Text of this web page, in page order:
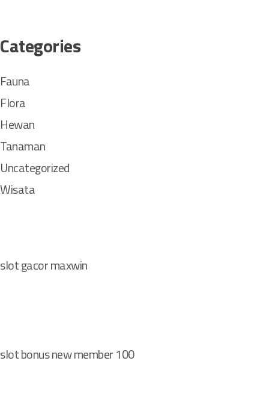
Categories
Fauna
Flora
Hewan
Tanaman
Uncategorized
Wisata
slot gacor maxwin
slot bonus new member 100